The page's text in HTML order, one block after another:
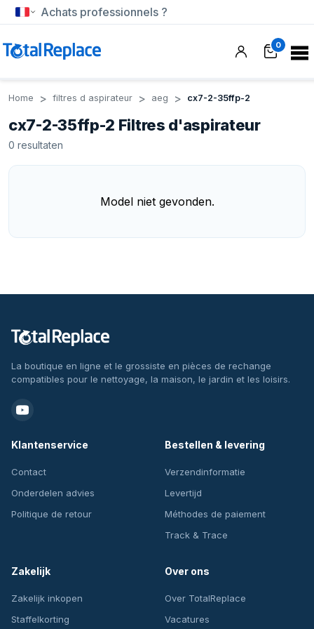
Achats professionnels ?
0
Home filtres d aspirateur aeg cx7-2-35ffp-2
cx7-2-35ffp-2 Filtres d'aspirateur
0 resultaten
Model niet gevonden.
La boutique en ligne et le grossiste en pièces de rechange
compatibles pour le nettoyage, la maison, le jardin et les loisirs.
Klantenservice
Contact
Onderdelen advies
Politique de retour
Bestellen & levering
Verzendinformatie
Levertijd
Méthodes de paiement
Track & Trace
Zakelijk
Zakelijk inkopen
Staffelkorting
Over ons
Over TotalReplace
Vacatures